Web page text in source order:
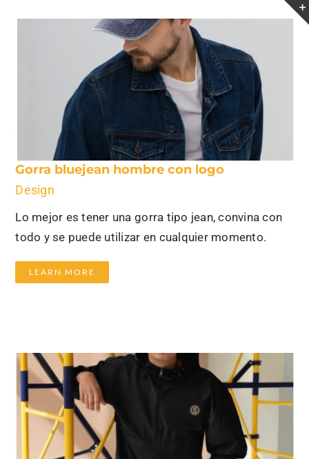
Gorra bluejean hombre con logo
Design
Lo mejor es tener una gorra tipo jean, convina con
todo y se puede utilizar en cualquier momento.
LEARN MORE